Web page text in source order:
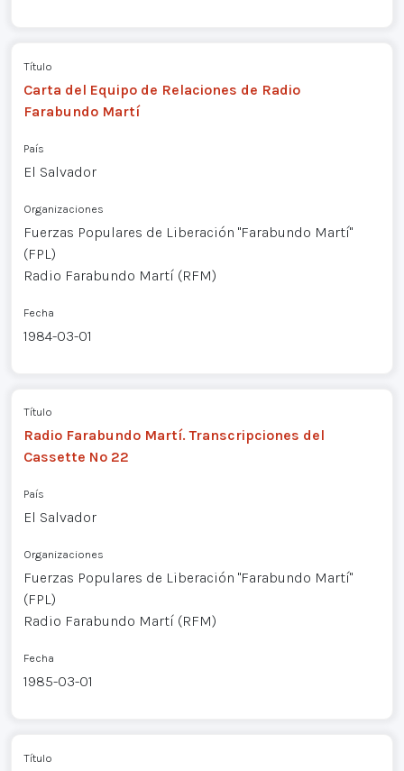
Título
Carta del Equipo de Relaciones de Radio
Farabundo Martí
País
El Salvador
Organizaciones
Fuerzas Populares de Liberación "Farabundo Martí"
(FPL)
Radio Farabundo Martí (RFM)
Fecha
1984-03-01
Título
Radio Farabundo Martí. Transcripciones del
Cassette Nº 22
País
El Salvador
Organizaciones
Fuerzas Populares de Liberación "Farabundo Martí"
(FPL)
Radio Farabundo Martí (RFM)
Fecha
1985-03-01
Título